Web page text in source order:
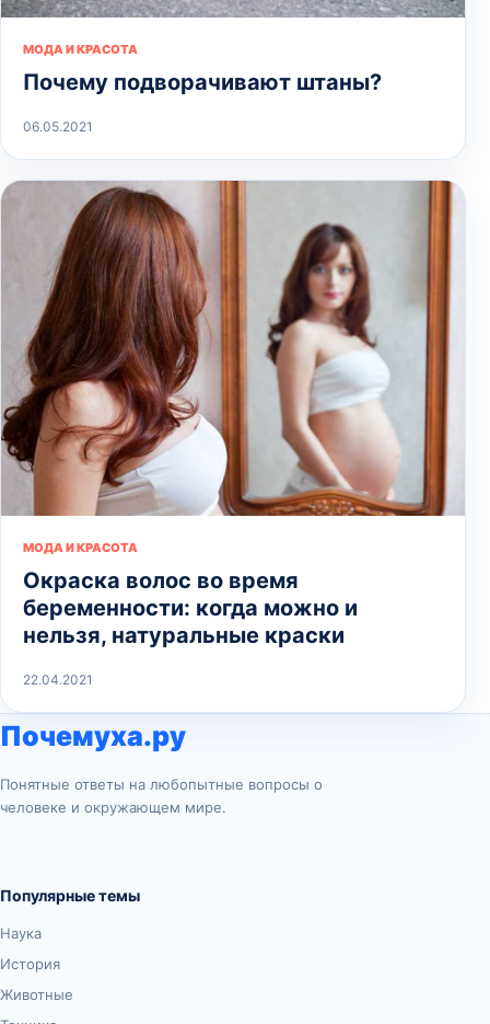
МОДА И КРАСОТА
Почему подворачивают штаны?
06.05.2021
МОДА И КРАСОТА
Окраска волос во время
беременности: когда можно и
нельзя, натуральные краски
22.04.2021
Почемуха.ру
Понятные ответы на любопытные вопросы о
человеке и окружающем мире.
Популярные темы
Наука
История
Животные